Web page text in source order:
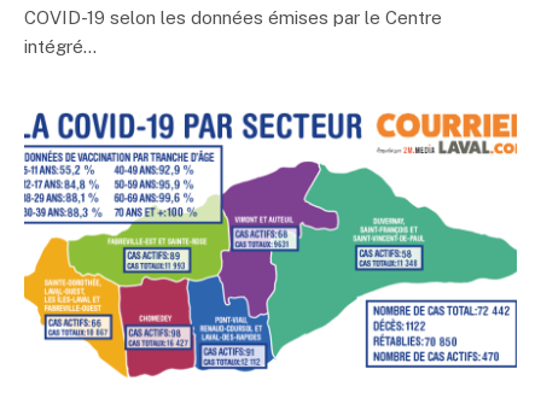
COVID-19 selon les données émises par le Centre
intégré…